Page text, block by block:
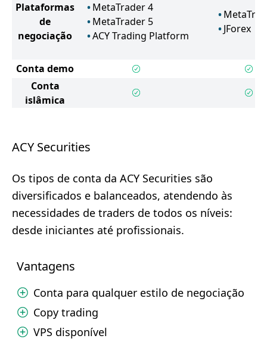
Plataformas
de
negociação
MetaTrader 4
MetaTrader 5
ACY Trading Platform
JForex
Conta demo
Conta
islâmica
ACY Securities
Os tipos de conta da ACY Securities são
diversificados e balanceados, atendendo às
necessidades de traders de todos os níveis:
desde iniciantes até profissionais.
Vantagens
Conta para qualquer estilo de negociação
Copy trading
VPS disponível